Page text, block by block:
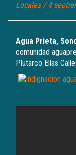
Locales/ 4
Agua Prieta,
comunidad
Plutarco Elías